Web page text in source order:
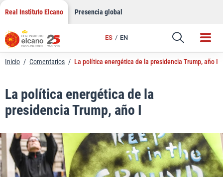
Saltar
contenido
Real Instituto Elcano Presencia global
ES EN
Enlace
Inicio / Comentarios / La política energética de la presidencia Trump, año I
La política energética de la
presidencia Trump, año I